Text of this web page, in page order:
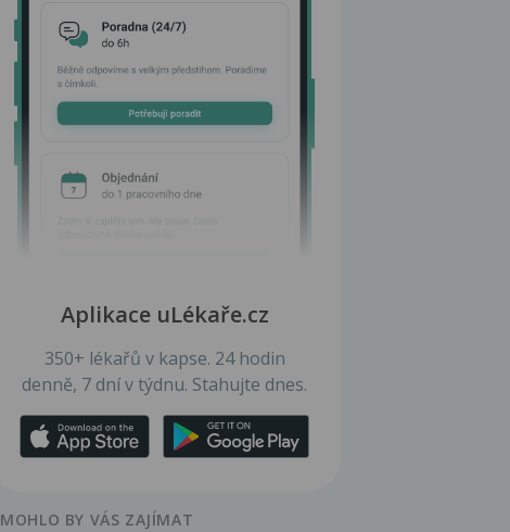
Aplikace uLékaře.cz
350+ lékařů v kapse. 24 hodin
denně, 7 dní v týdnu. Stahujte dnes.
MOHLO BY VÁS ZAJÍMAT